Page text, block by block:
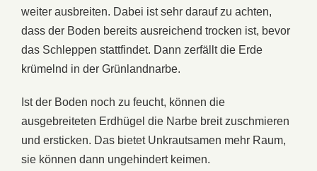
weiter ausbreiten. Dabei ist sehr darauf zu achten,
dass der Boden bereits ausreichend trocken ist, bevor
das Schleppen stattfindet. Dann zerfällt die Erde
krümelnd in der Grünlandnarbe.
Ist der Boden noch zu feucht, können die
ausgebreiteten Erdhügel die Narbe breit zuschmieren
und ersticken. Das bietet Unkrautsamen mehr Raum,
sie können dann ungehindert keimen.